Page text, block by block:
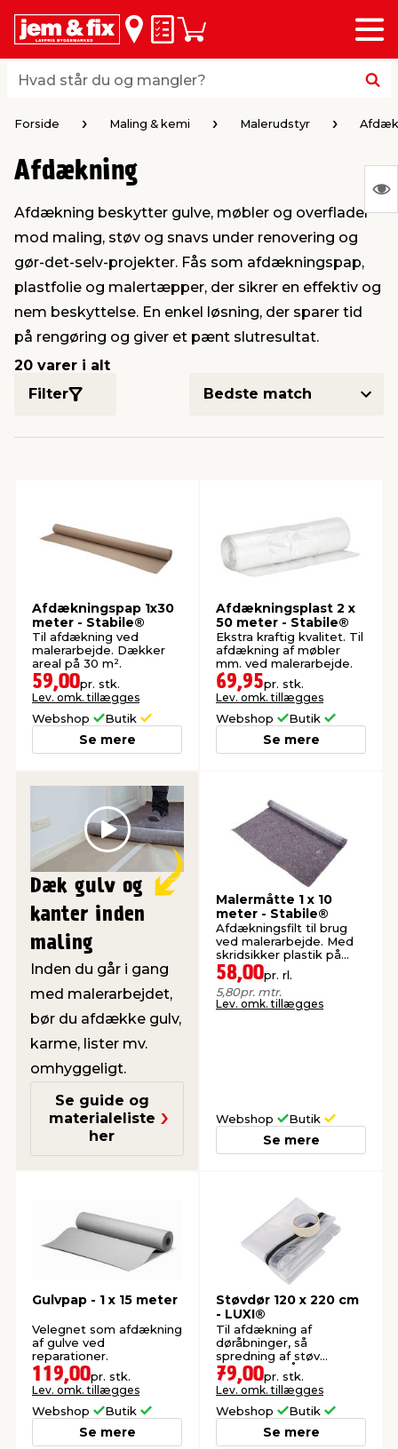
Hvad står du og mangler?
Hvad står du og mangler?
Huskeseddel
Indkøbskurv
Menu
loft & vægge
vinduer
brædder
& ukrudt
& varme
& ophæng
& opbevaring
& persienner
& standere
& syltning
& armatur
& ventilation
kloak
Home
& kemikalier
& fugemasse
af værktøj
maskiner
& spande
underholdning
Forside Maling & kemi Malerudstyr
Afdækning
Afdækning beskytter gulve, møbler og overflader
mod maling, støv og snavs under renovering og
gør-det-selv-projekter. Fås som afdækningspap,
plastfolie og malertæpper, der sikrer en effektiv og
nem beskyttelse. En enkel løsning, der sparer tid
på rengøring og giver et pænt slutresultat.
20 varer i alt
Filter
Afdækningspap 1x30
meter - Stabile®
Til afdækning ved
malerarbejde. Dækker
areal på 30 m².
59,00pr. stk.
Lev. omk. tillægges
Webshop Butik
Se mere
Afdækningsplast 2 x
50 meter - Stabile®
Ekstra kraftig kvalitet. Til
afdækning af møbler
mm. ved malerarbejde.
69,95pr. stk.
Lev. omk. tillægges
Webshop Butik
Se mere
Play
Dæk gulv og
kanter inden
maling
Inden du går i gang
med malerarbejdet,
bør du afdække gulv,
karme, lister mv.
omhyggeligt.
Se guide og
materialeliste
her
Malermåtte 1 x 10
meter - Stabile®
Afdækningsfilt til brug
ved malerarbejde. Med
skridsikker plastik på
bagsiden.
58,00pr. rl.
5,80pr. mtr.
Lev. omk. tillægges
Webshop Butik
Se mere
Gulvpap - 1 x 15 meter
Velegnet som afdækning
af gulve ved
reparationer.
119,00pr. stk.
Lev. omk. tillægges
Webshop Butik
Se mere
Støvdør 120 x 220 cm
- LUXI®
Til afdækning af
døråbninger, så
spredning af støv
begrænses. Åbning med
lynlås på 65 x 185 cm.
Inkl. tape.
79,00pr. stk.
Lev. omk. tillægges
Webshop Butik
Se mere